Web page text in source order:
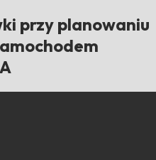
przy planowaniu